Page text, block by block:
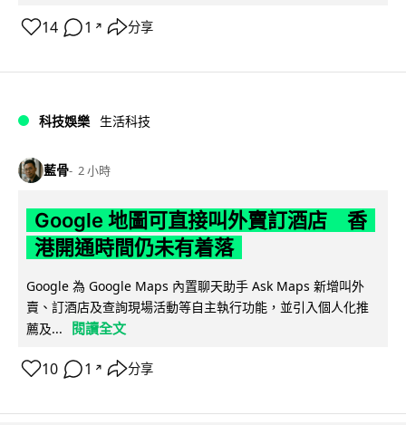
14 1 ↗ 分享
科技娛樂 生活科技
藍骨 2 小時
Google 地圖可直接叫外賣訂酒店 香
港開通時間仍未有着落
Google 為 Google Maps 內置聊天助手 Ask Maps 新增叫外
賣、訂酒店及查詢現場活動等自主執行功能，並引入個人化推
薦及...
閱讀全文
10 1 ↗ 分享